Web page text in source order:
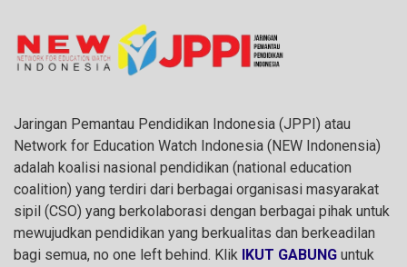
Jaringan Pemantau Pendidikan Indonesia (JPPI) atau
Network for Education Watch Indonesia (NEW Indonensia)
adalah koalisi nasional pendidikan (national education
coalition) yang terdiri dari berbagai organisasi masyarakat
sipil (CSO) yang berkolaborasi dengan berbagai pihak untuk
mewujudkan pendidikan yang berkualitas dan berkeadilan
bagi semua, no one left behind. Klik IKUT GABUNG untuk